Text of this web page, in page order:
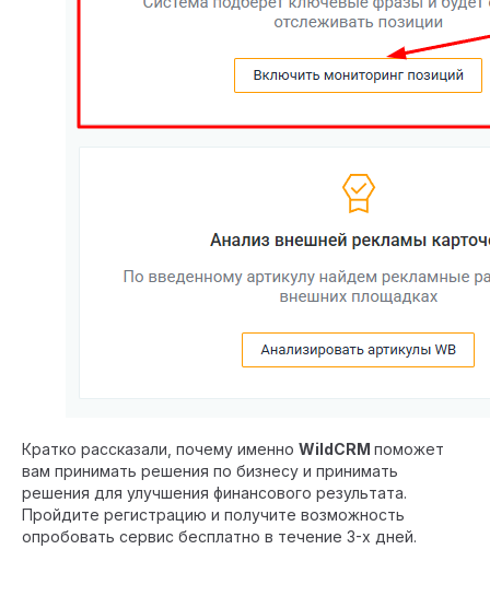
Кратко рассказали, почему именно WildCRM поможет
вам принимать решения по бизнесу и принимать
решения для улучшения финансового результата.
Пройдите регистрацию и получите возможность
опробовать сервис бесплатно в течение 3-х дней.